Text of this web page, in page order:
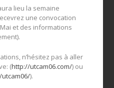
lieu la semaine
une convocation
et des informations
n’hésitez pas à aller
(http://utcam06.com/) ou
).